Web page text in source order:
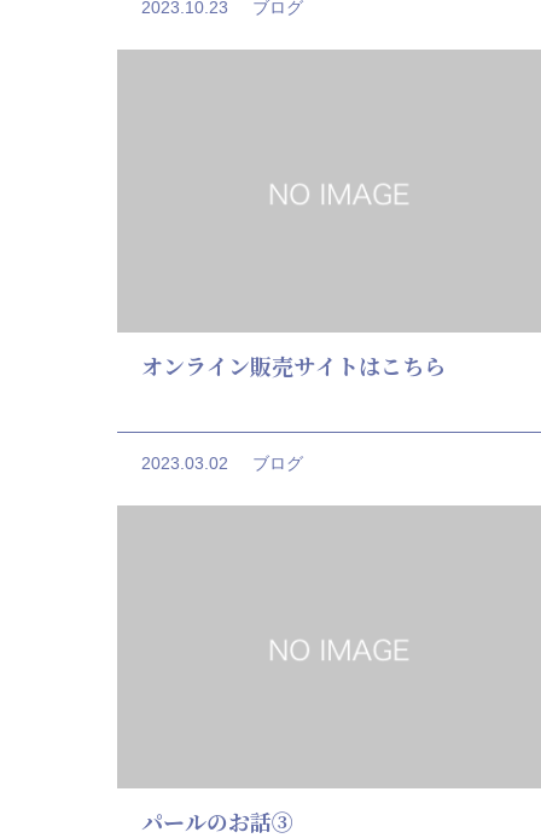
2023.10.23 ブログ
オンライン販売サイトはこちら
2023.03.02 ブログ
パールのお話③